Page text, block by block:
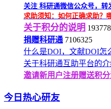
关注 科研通微信公众号，转
求助须知：如何正确求助？
关于积分的说明
捐赠科研通 7106325
什么是DOI，文献DOI怎
关于科研通互助平台的介
邀请新用户注册赠送积
今日热心研友